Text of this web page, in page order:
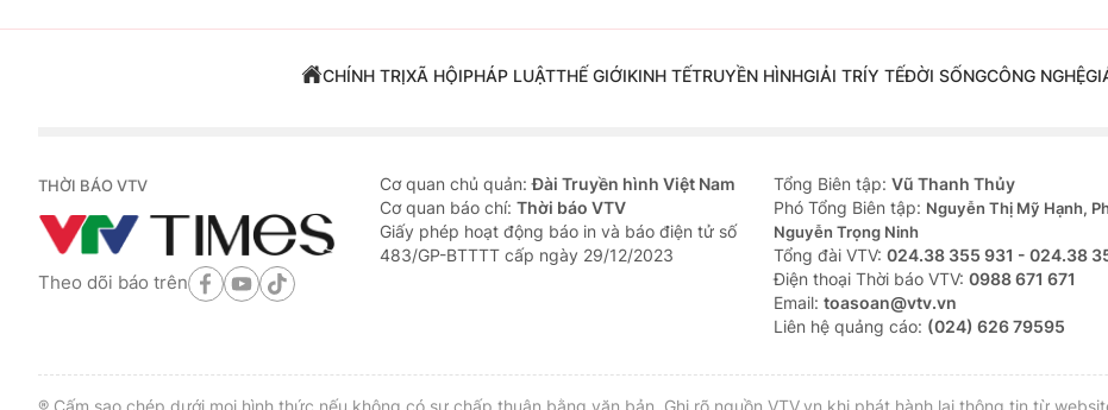
CHÍNH TRỊXÃ HỘIPHÁP LUẬTTHẾ GIỚIKINH TẾTRUYỀN HÌNHGIẢI TRÍY TẾĐỜI SỐNGCÔNG NGHỆ
THỜI BÁO VTV
Theo dõi báo trên
Cơ quan chủ quản:Đài Truyền hình Việt Nam
Cơ quan báo chí: Thời báo VTV
Giấy phép hoạt động báo in và báo điện tử số
483/GP-BTTTT cấp ngày 29/12/2023
Tổng Biên tập: Vũ Thanh Thủy
Phó Tổng Biên tập: Nguyễn Thị Mỹ Hạnh,
Nguyễn Trọng Ninh
Tổng đài VTV: 024.38 355 931 - 024.38
Ðiện thoại Thời báo VTV: 0988 671 671
Email: toasoan@vtv.vn
Liên hệ quảng cáo: (024) 626 79595
® Cấm sao chép dưới mọi hình thức nếu không có sự chấp thuận bằng văn bản. Ghi rõ nguồn VTV.vn khi phát hành lại thông tin từ